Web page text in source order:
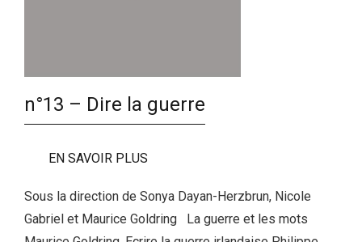
n°13 – Dire la guerre
EN SAVOIR PLUS
Sous la direction de Sonya Dayan-Herzbrun, Nicole
Gabriel et Maurice Goldring La guerre et les mots